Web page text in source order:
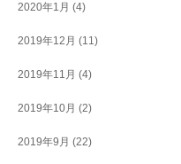
2020年1月 (4)
2019年12月 (11)
2019年11月 (4)
2019年10月 (2)
2019年9月 (22)